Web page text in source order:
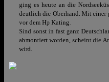
ging es heute an die
deutlich die Oberhand. Mit einer
vor dem Hp Kating.
Sind sonst in fast ganz
abmontiert worden, scheint die
wird.